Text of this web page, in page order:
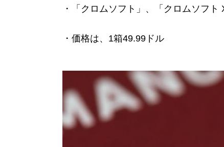
・「クロムソフト」、「クロムソフ
・価格は、1箱49.99ドル